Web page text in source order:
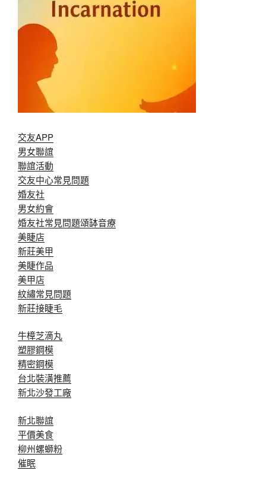
交友APP
男女聯誼
聯誼活動
交友中心常見問題
婚友社
男女約會
婚友社常見問題頌缽音療
美睫店
新莊美甲
美睫作品
美甲店
紋繡常見問題
新莊接睫毛
牛樟芝滴丸
塑膠鋼模
精密鋼模
台北裝潢推薦
新北沙發工廠
新北聯誼
平價美食
柳州螺螄粉
催眠